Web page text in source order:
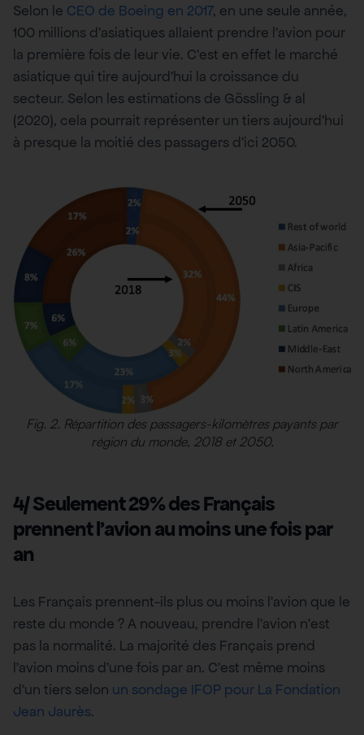
Selon le CEO de Boeing en 2017, en une seule année,
100 millions d’asiatiques allaient prendre l’avion pour
la première fois de leur vie. C’est en effet le marché
asiatique qui tire aujourd’hui la croissance du
secteur. Selon les estimations de Gössling & al
(2020), cela pourrait représenter un tiers aujourd’hui
à presque la moitié des passagers d’ici 2050.
Fig. 2. Répartition des passagers-kilomètres payants par
région du monde, 2018 et 2050.
4/ Seulement 29% des Français
prennent l’avion au moins une fois par
an
Les Français prennent-ils plus ou moins l’avion que le
reste du monde ? A nouveau, prendre l’avion n’est
pas la normalité. La majorité des Français prend
l’avion moins d’une fois par an. C’est même moins
d’un tiers selon un sondage IFOP pour La Fondation
Jean Jaurès.